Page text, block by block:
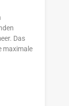
Das
maximale